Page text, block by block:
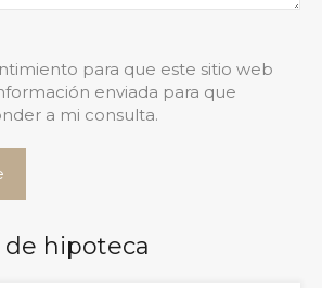
para que este sitio web
enviada para que
a mi consulta.
de hipoteca